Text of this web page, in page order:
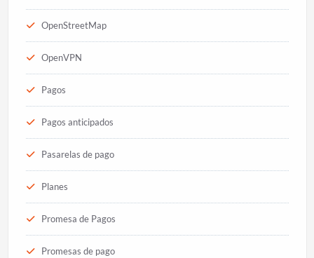
OpenStreetMap
OpenVPN
Pagos
Pagos anticipados
Pasarelas de pago
Planes
Promesa de Pagos
Promesas de pago